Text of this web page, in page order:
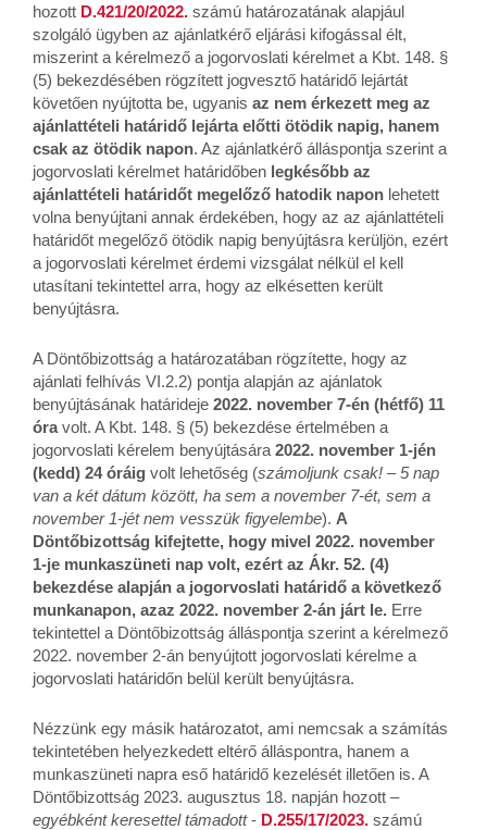
hozott D.421/20/2022. számú határozatának alapjául
szolgáló ügyben az ajánlatkérő eljárási kifogással élt,
miszerint a kérelmező a jogorvoslati kérelmet a Kbt. 148. §
(5) bekezdésében rögzített jogvesztő határidő lejártát
követően nyújtotta be, ugyanis az nem érkezett meg az
ajánlattételi határidő lejárta előtti ötödik napig, hanem
csak az ötödik napon. Az ajánlatkérő álláspontja szerint a
jogorvoslati kérelmet határidőben legkésőbb az
ajánlattételi határidőt megelőző hatodik napon lehetett
volna benyújtani annak érdekében, hogy az az ajánlattételi
határidőt megelőző ötödik napig benyújtásra kerüljön, ezért
a jogorvoslati kérelmet érdemi vizsgálat nélkül el kell
utasítani tekintettel arra, hogy az elkésetten került
benyújtásra.
A Döntőbizottság a határozatában rögzítette, hogy az
ajánlati felhívás VI.2.2) pontja alapján az ajánlatok
benyújtásának határideje 2022. november 7-én (hétfő) 11
óravolt. A Kbt. 148. § (5) bekezdése értelmében a
jogorvoslati kérelem benyújtására 2022. november 1-jén
(kedd) 24 óráig volt lehetőség (számoljunk csak! – 5 nap
van a két dátum között, ha sem a november 7-ét, sem a
november 1-jét nem vesszük figyelembe). A
Döntőbizottság kifejtette, hogy mivel 2022. november
1-je munkaszüneti nap volt, ezért az Ákr. 52. (4)
bekezdése alapján a jogorvoslati határidő a következő
munkanapon, azaz 2022. november 2-án járt le. Erre
tekintettel a Döntőbizottság álláspontja szerint a kérelmező
2022. november 2-án benyújtott jogorvoslati kérelme a
jogorvoslati határidőn belül került benyújtásra.
Nézzünk egy másik határozatot, ami nemcsak a számítás
tekintetében helyezkedett eltérő álláspontra, hanem a
munkaszüneti napra eső határidő kezelését illetően is. A
Döntőbizottság 2023. augusztus 18. napján hozott –
egyébként keresettel támadott- D.255/17/2023. számú